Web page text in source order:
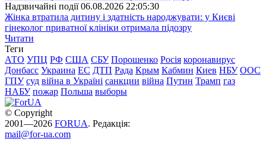
Надзвичайні події 06.08.2026 22:05:30
Жінка втратила дитину і здатність народжувати: у Києві
гінеколог приватної клініки отримала підозру
Читати
Теги
АТО УПЦ РФ США СБУ Порошенко Росія коронавирус
Донбасс Украина ЕС ДТП Рада Крым Кабмин Киев НБУ ООС
ГПУ суд війна в Україні санкции війна Путин Трамп газ
НАБУ пожар Польша выборы
© Copyright
2001—2026 FORUA. Редакція:
mail@for-ua.com